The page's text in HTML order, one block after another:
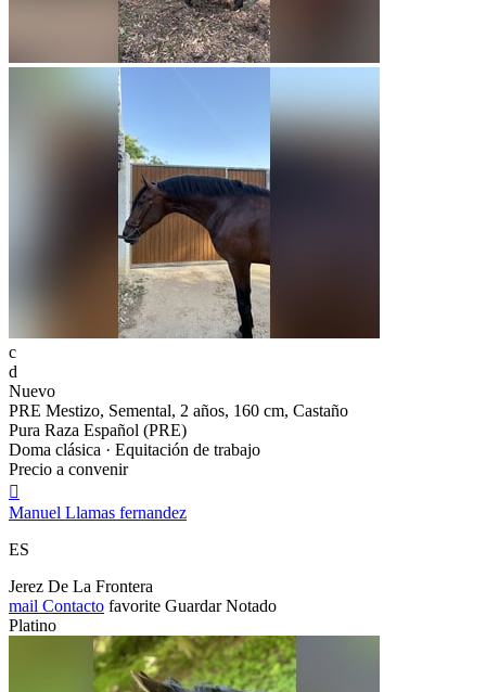
c
d
Nuevo
PRE Mestizo, Semental, 2 años, 160 cm, Castaño
Pura Raza Español (PRE)
Doma clásica · Equitación de trabajo
Precio a convenir

Manuel Llamas fernandez
ES
Jerez De La Frontera
mail Contacto favorite Guardar Notado
Platino